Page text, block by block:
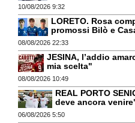
10/08/2026 9:32
LORETO. Rosa
promossi Bilò e
08/08/2026 22:33
JESINA, l’addio
mia scelta"
08/08/2026 10:49
REAL PORTO
deve ancora
06/08/2026 5:50